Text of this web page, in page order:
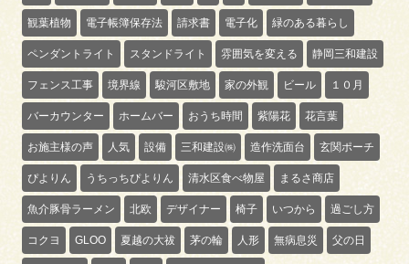
観葉植物 電子帳簿保存法 請求書 電子化 緑のある暮らし
ペンダントライト スタンドライト 雰囲気を変える 静岡三和建設
フェンス工事 境界線 駿河区敷地 家の外観 ビール １０月
バーカウンター ホームバー おうち時間 紫陽花 花言葉
お施主様の声 人気 設備 三和建設㈱ 造作洗面台 玄関ポーチ
ぴよりん うちっちぴよりん 清水区食べ物屋 まるさ商店
魚介豚骨ラーメン 北欧 デザイナー 椅子 いつから 過ごし方
コクヨ GLOO 夏越の大祓 茅の輪 人形 無病息災 父の日